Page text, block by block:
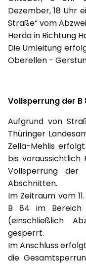
Dezember, 18 Uhr
Straße“ vom
Herda in Richtung
Die Umleitung
Oberellen -
Vollsperrung der
Aufgrund von
Thüringer
Zella-Mehlis
bis voraussichtlich
Vollsperrung
Abschnitten.
Im Zeitraum vom
B 84 im Bereich
(einschließlich
gesperrt.
Im Anschluss
die